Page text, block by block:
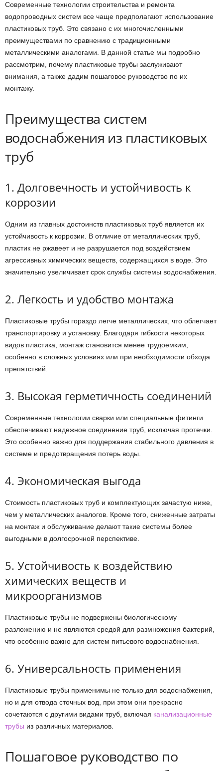
Современные технологии строительства и ремонта
водопроводных систем все чаще предполагают использование
пластиковых труб. Это связано с их многочисленными
преимуществами по сравнению с традиционными
металлическими аналогами. В данной статье мы подробно
рассмотрим, почему пластиковые трубы заслуживают
внимания, а также дадим пошаговое руководство по их
монтажу.
Преимущества систем
водоснабжения из пластиковых
труб
1. Долговечность и устойчивость к
коррозии
Одним из главных достоинств пластиковых труб является их
устойчивость к коррозии. В отличие от металлических труб,
пластик не ржавеет и не разрушается под воздействием
агрессивных химических веществ, содержащихся в воде. Это
значительно увеличивает срок службы системы водоснабжения.
2. Легкость и удобство монтажа
Пластиковые трубы гораздо легче металлических, что облегчает
транспортировку и установку. Благодаря гибкости некоторых
видов пластика, монтаж становится менее трудоемким,
особенно в сложных условиях или при необходимости обхода
препятствий.
3. Высокая герметичность соединений
Современные технологии сварки или специальные фитинги
обеспечивают надежное соединение труб, исключая протечки.
Это особенно важно для поддержания стабильного давления в
системе и предотвращения потерь воды.
4. Экономическая выгода
Стоимость пластиковых труб и комплектующих зачастую ниже,
чем у металлических аналогов. Кроме того, сниженные затраты
на монтаж и обслуживание делают такие системы более
выгодными в долгосрочной перспективе.
5. Устойчивость к воздействию
химических веществ и
микроорганизмов
Пластиковые трубы не подвержены биологическому
разложению и не являются средой для размножения бактерий,
что особенно важно для систем питьевого водоснабжения.
6. Универсальность применения
Пластиковые трубы применимы не только для водоснабжения,
но и для отвода сточных вод, при этом они прекрасно
сочетаются с другими видами труб, включая канализационные
трубы из различных материалов.
Пошаговое руководство по